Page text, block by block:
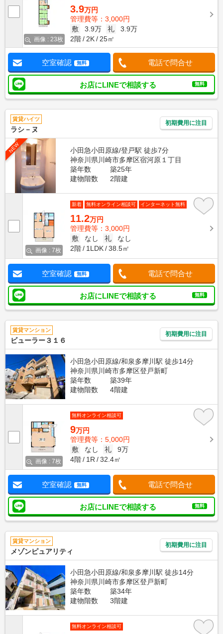
画像 : 23枚
3.9万円
管理費等：3,000円
敷
3.9万 礼
3.9万
2階
2K 25㎡
空室確認 無料 電話で問合せ
お店にLINEで相談する 無料
賃貸ハイツ
ラシ－ヌ
初期費用に注目
NEW
小田急小田原線/登戸駅 徒歩7分
神奈川県川崎市多摩区宿河原１丁目
築年数
築25年
建物階数
2階建
画像 : 7枚
新着 無料オンライン相談可 インターネット無料
11.2万円
管理費等：3,000円
敷
なし 礼
なし
2階
1LDK 38.5㎡
空室確認 無料 電話で問合せ
お店にLINEで相談する 無料
賃貸マンション
ビューラー３１６
初期費用に注目
小田急小田原線/和泉多摩川駅 徒歩14分
神奈川県川崎市多摩区登戸新町
築年数
築39年
建物階数
4階建
画像 : 7枚
無料オンライン相談可
9万円
管理費等：5,000円
敷
なし 礼
9万
4階
1R 32.4㎡
空室確認 無料 電話で問合せ
お店にLINEで相談する 無料
賃貸マンション
メゾンピュアリティ
初期費用に注目
小田急小田原線/和泉多摩川駅 徒歩14分
神奈川県川崎市多摩区登戸新町
築年数
築34年
建物階数
3階建
無料オンライン相談可